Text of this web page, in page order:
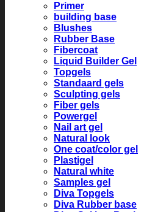
Primer
building base
Blushes
Rubber Base
Fibercoat
Liquid Builder Gel
Topgels
Standaard gels
Sculpting gels
Fiber gels
Powergel
Nail art gel
Natural look
One coat/color gel
Plastigel
Natural white
Samples gel
Diva Topgels
Diva Rubber base